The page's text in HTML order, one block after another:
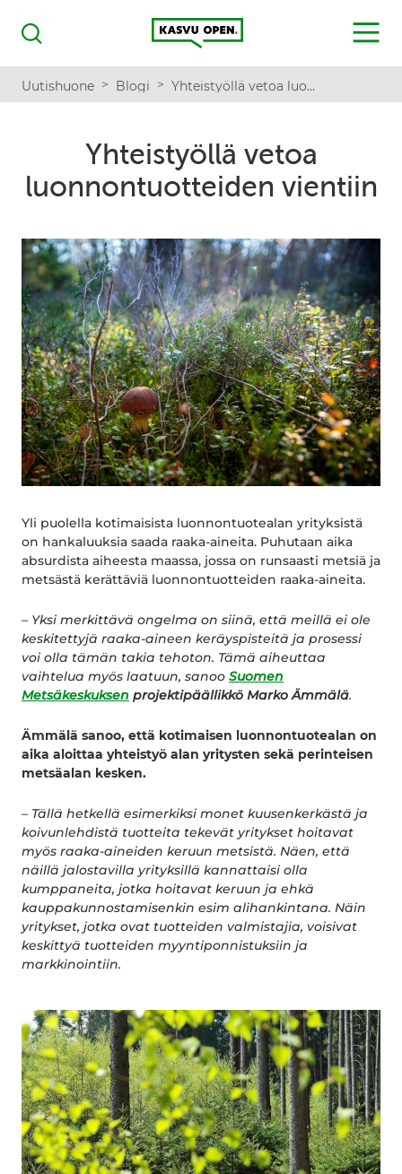
Haku
Kasvu Open
MENU
Uutishuone > Blogi > Yhteistyöllä vetoa luonnontuotteiden vientiin
Yhteistyöllä vetoa
luonnontuotteiden vientiin
Yli puolella kotimaisista luonnontuotealan yrityksistä
on hankaluuksia saada raaka-aineita. Puhutaan aika
absurdista aiheesta maassa, jossa on runsaasti metsiä ja
metsästä kerättäviä luonnontuotteiden raaka-aineita.
– Yksi merkittävä ongelma on siinä, että meillä ei ole
keskitettyjä raaka-aineen keräyspisteitä ja prosessi
voi olla tämän takia tehoton. Tämä aiheuttaa
vaihtelua myös laatuun, sanoo Suomen
Metsäkeskuksen projektipäällikkö Marko Ämmälä.
Ämmälä sanoo, että kotimaisen luonnontuotealan on
aika aloittaa yhteistyö alan yritysten sekä perinteisen
metsäalan kesken.
– Tällä hetkellä esimerkiksi monet kuusenkerkästä ja
koivunlehdistä tuotteita tekevät yritykset hoitavat
myös raaka-aineiden keruun metsistä. Näen, että
näillä jalostavilla yrityksillä kannattaisi olla
kumppaneita, jotka hoitavat keruun ja ehkä
kauppakunnostamisenkin esim alihankintana. Näin
yritykset, jotka ovat tuotteiden valmistajia, voisivat
keskittyä tuotteiden myyntiponnistuksiin ja
markkinointiin.